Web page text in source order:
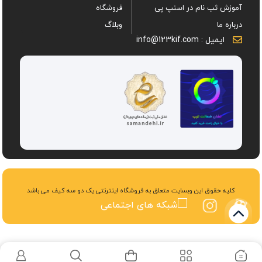
دوام هستید، بهتر است از برندهای معتبری
مانند فوروارد استفاده کنید. این محصولات نه تنها از نظر
طراحی زیبا هستند بلکه از نظر عملکرد نیز به خوبی نیازهای
شما را برآورده می‌کنند.
آموزش ثب نام در اسنپ پی
درباره ما
فروشگاه
وبلاگ
ایمیل : info@123kif.com
کلیه حقوق این وبسایت متعلق به فروشگاه اینترنتی یک دو سه کیف می باشد